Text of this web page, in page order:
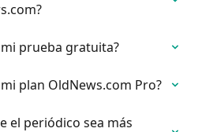
prueba gratuita?
plan OldNews.com Pro?
el periódico sea más